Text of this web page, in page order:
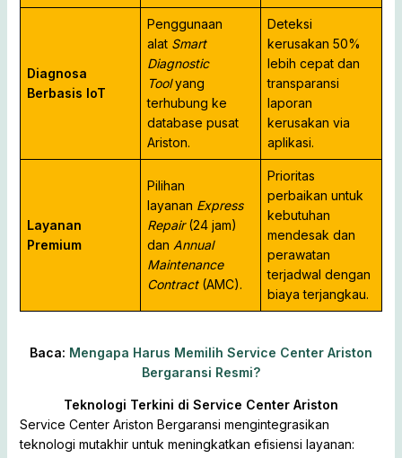
Diagnosa
Berbasis IoT
Penggunaan
alat Smart
Diagnostic
Toolyang
terhubung ke
database pusat
Ariston.
Deteksi
kerusakan 50%
lebih cepat dan
transparansi
laporan
kerusakan via
aplikasi.
Layanan
Premium
Pilihan
layanan Express
Repair(24 jam)
dan Annual
Maintenance
Contract(AMC).
Prioritas
perbaikan untuk
kebutuhan
mendesak dan
perawatan
terjadwal dengan
biaya terjangkau.
Baca: Mengapa Harus Memilih Service Center Ariston
Bergaransi Resmi?
Teknologi Terkini di Service Center Ariston
Service Center Ariston Bergaransi mengintegrasikan
teknologi mutakhir untuk meningkatkan efisiensi layanan: